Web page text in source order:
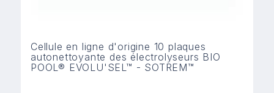
Cellule en ligne d'origine 10 plaques
autonettoyante des électrolyseurs BIO
POOL® EVOLU'SEL™ - SOTREM™